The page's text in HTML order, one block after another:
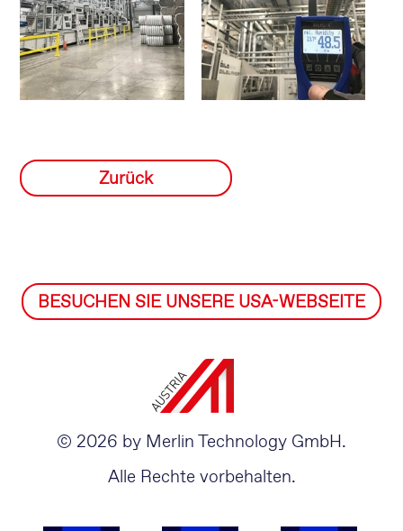
Zurück
BESUCHEN SIE UNSERE USA-WEBSEITE
© 2026 by Merlin Technology GmbH.
Alle Rechte vorbehalten.